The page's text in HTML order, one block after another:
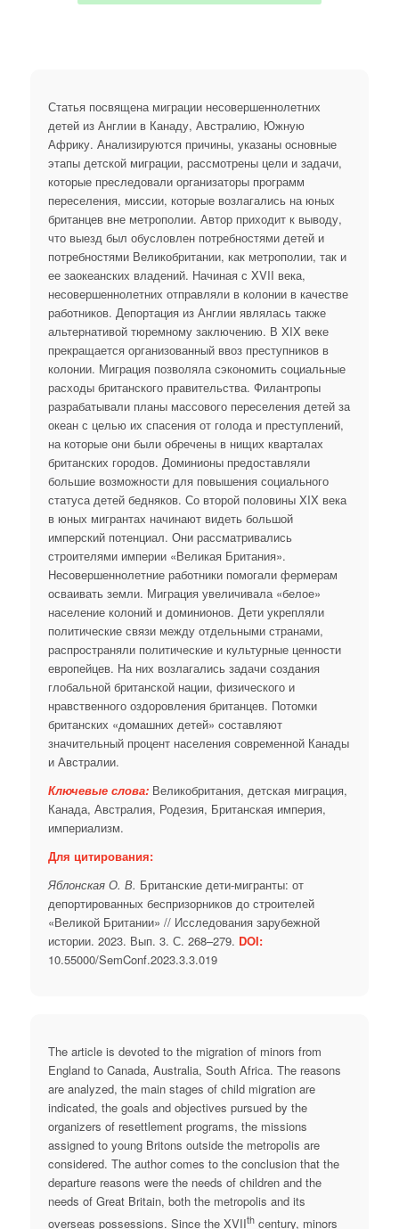
Статья посвящена миграции несовершеннолетних
детей из Англии в Канаду, Австралию, Южную
Африку. Анализируются причины, указаны основные
этапы детской миграции, рассмотрены цели и задачи,
которые преследовали организаторы программ
переселения, миссии, которые возлагались на юных
британцев вне метрополии. Автор приходит к выводу,
что выезд был обусловлен потребностями детей и
потребностями Великобритании, как метрополии, так и
ее заокеанских владений. Начиная с XVII века,
несовершеннолетних отправляли в колонии в качестве
работников. Депортация из Англии являлась также
альтернативой тюремному заключению. В XIX веке
прекращается организованный ввоз преступников в
колонии. Миграция позволяла сэкономить социальные
расходы британского правительства. Филантропы
разрабатывали планы массового переселения детей за
океан с целью их спасения от голода и преступлений,
на которые они были обречены в нищих кварталах
британских городов. Доминионы предоставляли
большие возможности для повышения социального
статуса детей бедняков. Со второй половины XIX века
в юных мигрантах начинают видеть большой
имперский потенциал. Они рассматривались
строителями империи «Великая Британия».
Несовершеннолетние работники помогали фермерам
осваивать земли. Миграция увеличивала «белое»
население колоний и доминионов. Дети укрепляли
политические связи между отдельными странами,
распространяли политические и культурные ценности
европейцев. На них возлагались задачи создания
глобальной британской нации, физического и
нравственного оздоровления британцев. Потомки
британских «домашних детей» составляют
значительный процент населения современной Канады
и Австралии.
Ключевые слова:Великобритания, детская миграция,
Канада, Австралия, Родезия, Британская империя,
империализм.
Для цитирования:
Яблонская О. В. Британские дети-мигранты: от
депортированных беспризорников до строителей
«Великой Британии» // Исследования зарубежной
истории. 2023. Вып. 3. С. 268–279. DOI:
10.55000/SemConf.2023.3.3.019
The article is devoted to the migration of minors from
England to Canada, Australia, South Africa. The reasons
are analyzed, the main stages of child migration are
indicated, the goals and objectives pursued by the
organizers of resettlement programs, the missions
assigned to young Britons outside the metropolis are
considered. The author comes to the conclusion that the
departure reasons were the needs of children and the
needs of Great Britain, both the metropolis and its
overseas possessions. Since the XVIIthcentury, minors